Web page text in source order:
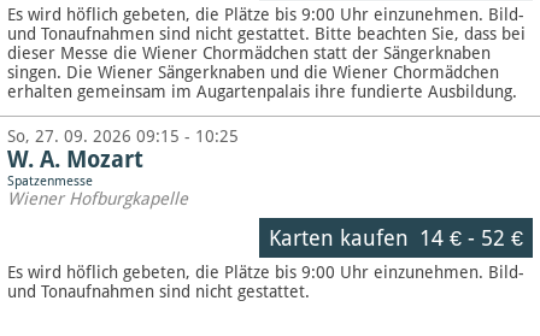
Es wird höflich gebeten, die Plätze bis 9:00 Uhr einzunehmen. Bild-
und Tonaufnahmen sind nicht gestattet. Bitte beachten Sie, dass bei
dieser Messe die Wiener Chormädchen statt der Sängerknaben
singen. Die Wiener Sängerknaben und die Wiener Chormädchen
erhalten gemeinsam im Augartenpalais ihre fundierte Ausbildung.
So, 27. 09. 2026 09:15 - 10:25
W. A. Mozart
Spatzenmesse
Wiener Hofburgkapelle
Karten kaufen 14 €- 52 €
Es wird höflich gebeten, die Plätze bis 9:00 Uhr einzunehmen. Bild-
und Tonaufnahmen sind nicht gestattet.